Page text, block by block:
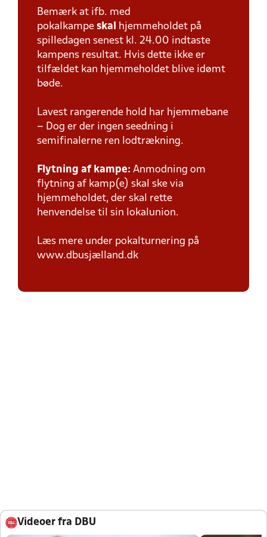
Bemærk at ifb. med
pokalkampe skal
hjemmeholdet på
spilledagen senest kl. 24.00 indtaste
kampens resultat. Hvis dette ikke er
tilfældet kan hjemmeholdet blive idømt
bøde.
Lavest rangerende hold har hjemmebane
– Dog er der ingen seedning i
semifinalerne ren lodtrækning.
Flytning af kampe: Anmodning om
flytning af kamp(e) skal ske via
hjemmeholdet, der skal rette
henvendelse til sin lokalunion.
Læs mere under pokalturnering på
www.dbusjælland.dk
Videoer fra DBU